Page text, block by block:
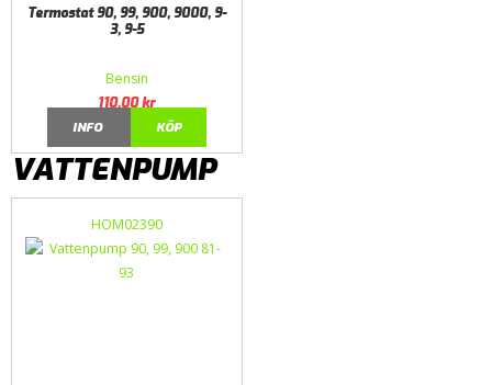
Termostat 90, 99, 900, 9000, 9-
3, 9-5
Bensin
110,00kr
INFO
KÖP
VATTENPUMP
HOM02390